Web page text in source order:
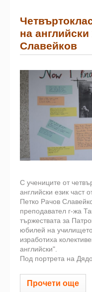
на
Славейков
С учениците от
английски език част
Петко Рачов
преподавател г-жа
тържествата за
юбилей на
изработиха
английски".
Под портрета на
Прочети още